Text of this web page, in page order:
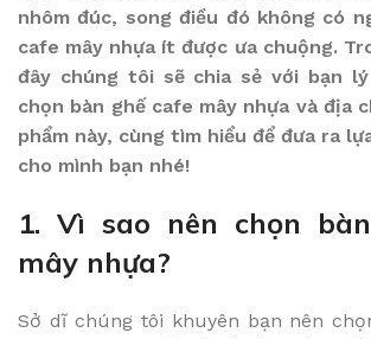
nhôm đúc, song điều đó không có
cafe mây nhựa ít được ưa chuộng.
đây chúng tôi sẽ chia sẻ với bạn
chọn bàn ghế cafe mây nhựa và địa
phẩm này, cùng tìm hiểu để đưa ra
cho mình bạn nhé!
1. Vì sao nên chọn
mây nhựa?
Sở dĩ chúng tôi khuyên bạn nên